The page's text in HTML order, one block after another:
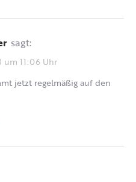
sagt:
um 11:06 Uhr
jetzt regelmäßig auf den